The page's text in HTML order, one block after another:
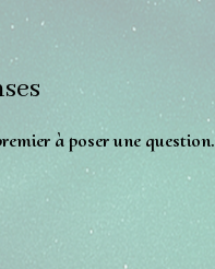
à poser une question.